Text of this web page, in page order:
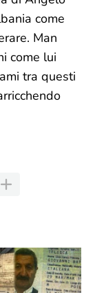
come
Man
come lui
tra questi